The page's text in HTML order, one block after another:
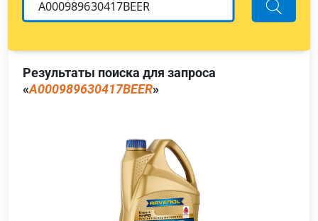
Результаты поиска для запроса
«A000989630417BEER»